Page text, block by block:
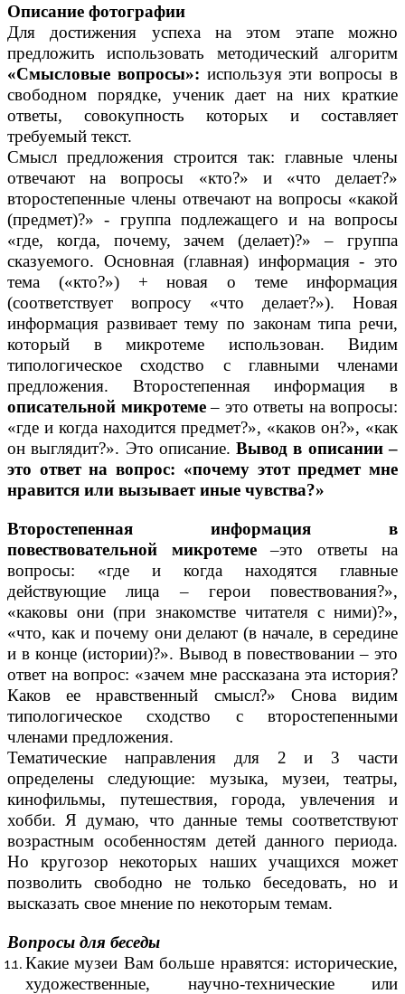
Описание фотографии
Для достижения успеха на этом этапе можно
предложить использовать методический алгоритм
«Смысловые вопросы»: используя эти вопросы в
свободном порядке, ученик дает на них краткие
ответы, совокупность которых и составляет
требуемый текст.
Смысл предложения строится так: главные члены
отвечают на вопросы «кто?» и «что делает?»
второстепенные члены отвечают на вопросы «какой
(предмет)?» - группа подлежащего и на вопросы
«где, когда, почему, зачем (делает)?» – группа
сказуемого. Основная (главная) информация - это
тема («кто?») + новая о теме информация
(соответствует вопросу «что делает?»). Новая
информация развивает тему по законам типа речи,
который в микротеме использован. Видим
типологическое сходство с главными членами
предложения. Второстепенная информация в
описательной микротеме– это ответы на вопросы:
«где и когда находится предмет?», «каков он?», «как
он выглядит?». Это описание.Вывод в описании –
это ответ на вопрос: «почему этот предмет мне
нравится или вызывает иные чувства?»
Второстепенная информация в
повествовательной микротеме–это ответы на
вопросы: «где и когда находятся главные
действующие лица – герои повествования?»,
«каковы они (при знакомстве читателя с ними)?»,
«что, как и почему они делают (в начале, в середине
и в конце (истории)?». Вывод в повествовании – это
ответ на вопрос: «зачем мне рассказана эта история?
Каков ее нравственный смысл?» Снова видим
типологическое сходство с второстепенными
членами предложения.
Тематические направления для 2 и 3 части
определены следующие: музыка, музеи, театры,
кинофильмы, путешествия, города, увлечения и
хобби. Я думаю, что данные темы соответствуют
возрастным особенностям детей данного периода.
Но кругозор некоторых наших учащихся может
позволить свободно не только беседовать, но и
высказать свое мнение по некоторым темам.
Вопросы для беседы
Какие музеи Вам больше нравятся: исторические,
художественные, научно-технические или